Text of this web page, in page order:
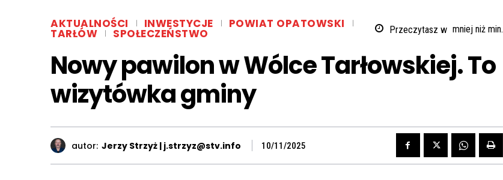
AKTUALNOŚCI INWESTYCJE POWIAT OPATOWSKI
TARŁÓW SPOŁECZEŃSTWO Przeczytasz w mniej niżmin.
Nowy pawilon w Wólce Tarłowskiej. To
wizytówka gminy
autor: Jerzy Strzyż | j.strzyz@stv.info 10/11/2025